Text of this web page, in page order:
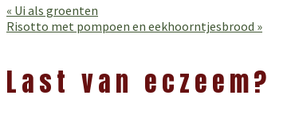
Vorig
bericht:
« Ui als groenten
Volgend
Risotto met pompoen en eekhoorntjesbrood »
Interacties
Last van eczeem?